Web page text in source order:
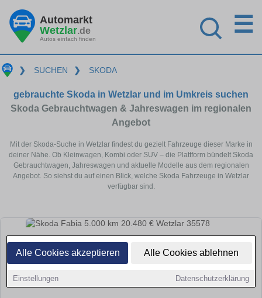
Alle Cookies akzeptieren Alle Cookies ablehnen
Einstellungen Datenschutzerklärung
Automarkt
Wetzlar.de
Autos einfach finden
☰
❯ SUCHEN ❯ SKODA
gebrauchte Skoda in Wetzlar und im Umkreis suchen
Skoda Gebrauchtwagen & Jahreswagen im regionalen
Angebot
Mit der Skoda-Suche in Wetzlar findest du gezielt Fahrzeuge dieser Marke in
deiner Nähe. Ob Kleinwagen, Kombi oder SUV – die Plattform bündelt Skoda
Gebrauchtwagen, Jahreswagen und aktuelle Modelle aus dem regionalen
Angebot. So siehst du auf einen Blick, welche Skoda Fahrzeuge in Wetzlar
verfügbar sind.